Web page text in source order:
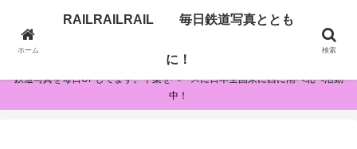
RAILRAILRAIL 毎日鉄道写真とともに！
鉄道写真を毎日UPしてます。千葉をベースに日本全国東に西に南へ北へ活動
中！
ホーム
RAILRAILRAIL 毎日鉄道写真ととも
に！
検索